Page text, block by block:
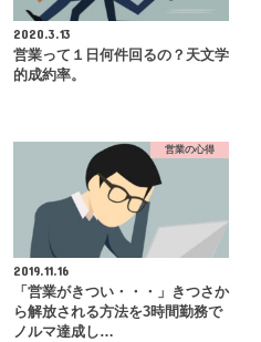
2020.3.13
営業って１日何件回るの？天文学
的成約率。
営業の心得
2019.11.16
「営業がきつい・・・」きつさか
ら解放される方法を3時間勤務で
ノルマ達成し…